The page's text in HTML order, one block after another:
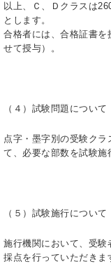
以上、Ｃ、Ｄクラスは
とします。
合格者には、合格証書を
せて授与）。
（４）試験問題について
点字・墨字別の受験ク
て、必要な部数を試験施
（５）試験施行について
施行機関において、受験
採点を行っていただきま